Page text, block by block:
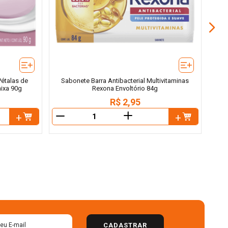
de
90g
Sabonete Barra Antibacterial Multivitaminas
Rexona Envoltório 84g
R$ 2,95
＋
CADASTRAR